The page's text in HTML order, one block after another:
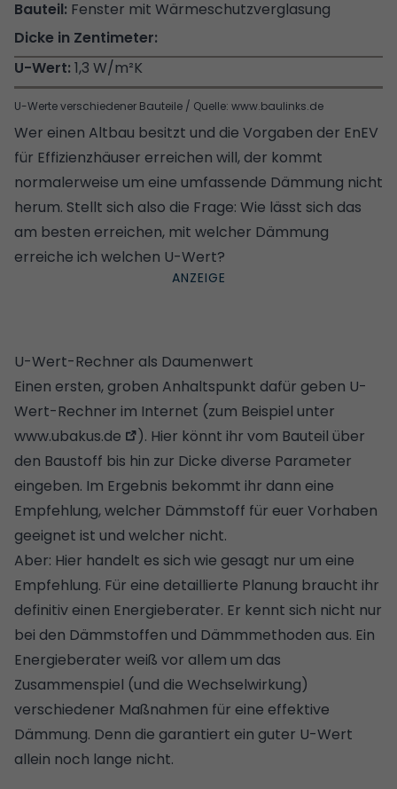
U-Werte verschiedener Bauteile / Quelle: www.baulinks.de
Fenster mit Wärmeschutzverglasung
1,3 W/m²K
Wer einen Altbau besitzt und die Vorgaben der EnEV
für Effizienzhäuser erreichen will, der kommt
normalerweise um eine umfassende Dämmung nicht
herum. Stellt sich also die Frage: Wie lässt sich das
am besten erreichen, mit welcher Dämmung
erreiche ich welchen U-Wert?
U-Wert-Rechner als Daumenwert
Einen ersten, groben Anhaltspunkt dafür geben U-
Wert-Rechner im Internet (zum Beispiel unter
www.ubakus.de
). Hier könnt ihr vom Bauteil über
den Baustoff bis hin zur Dicke diverse Parameter
eingeben. Im Ergebnis bekommt ihr dann eine
Empfehlung, welcher Dämmstoff für euer Vorhaben
geeignet ist und welcher nicht.
Aber: Hier handelt es sich wie gesagt nur um eine
Empfehlung. Für eine detaillierte Planung braucht ihr
definitiv einen Energieberater. Er kennt sich nicht nur
bei den Dämmstoffen und Dämmmethoden aus. Ein
Energieberater weiß vor allem um das
Zusammenspiel (und die Wechselwirkung)
verschiedener Maßnahmen für eine effektive
Dämmung. Denn die garantiert ein guter U-Wert
allein noch lange nicht.